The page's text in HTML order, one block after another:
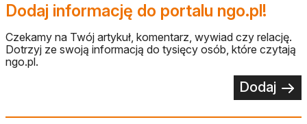
Dodaj informację do portalu ngo.pl!
Czekamy na Twój artykuł, komentarz, wywiad czy relację.
Dotrzyj ze swoją informacją do tysięcy osób, które czytają
ngo.pl.
Dodaj